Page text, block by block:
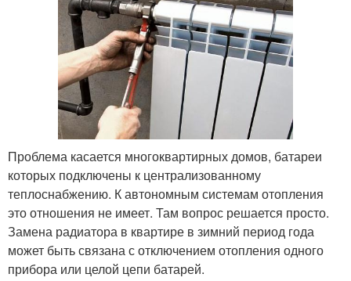
Проблема касается многоквартирных домов, батареи
которых подключены к централизованному
теплоснабжению. К автономным системам отопления
это отношения не имеет. Там вопрос решается просто.
Замена радиатора в квартире в зимний период года
может быть связана с отключением отопления одного
прибора или целой цепи батарей.